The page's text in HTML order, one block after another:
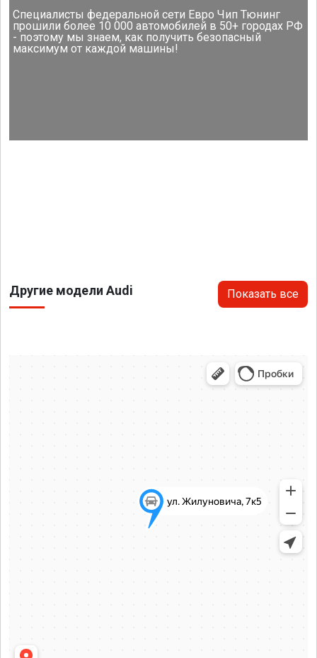
Специалисты федеральной сети Евро Чип Тюнинг
прошили более 10 000 автомобилей в 50+ городах РФ
- поэтому мы знаем, как получить безопасный
максимум от каждой машины!
Другие модели Audi Показать все